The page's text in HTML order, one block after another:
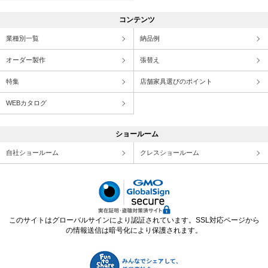
コンテンツ
業種別一覧 納品例
オーダー製作 張替え
特集 店舗家具選びのポイント
WEBカタログ
ショールーム
自社ショールーム クレスショールーム
このサイトはグローバルサインにより認証されています。SSL対応ページから
の情報送信は暗号化により保護されます。